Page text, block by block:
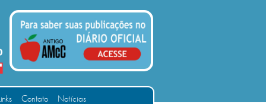
Contato Notícias